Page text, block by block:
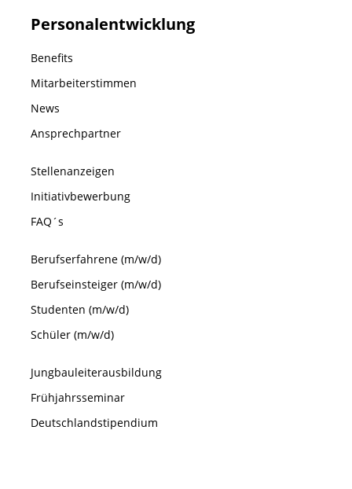
Personalentwicklung
Benefits
Mitarbeiterstimmen
News
Ansprechpartner
Stellenanzeigen
Initiativbewerbung
FAQ´s
Berufserfahrene (m/w/d)
Berufseinsteiger (m/w/d)
Studenten (m/w/d)
Schüler (m/w/d)
Jungbauleiterausbildung
Frühjahrsseminar
Deutschlandstipendium